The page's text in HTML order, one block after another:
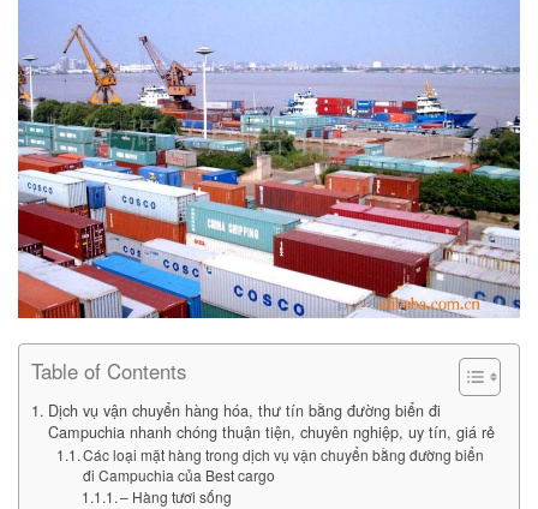
Table of Contents
Dịch vụ vận chuyển hàng hóa, thư tín bằng đường biển đi
Campuchia nhanh chóng thuận tiện, chuyên nghiệp, uy tín, giá rẻ
Các loại mặt hàng trong dịch vụ vận chuyển bằng đường biển
đi Campuchia của Best cargo
– Hàng tươi sống